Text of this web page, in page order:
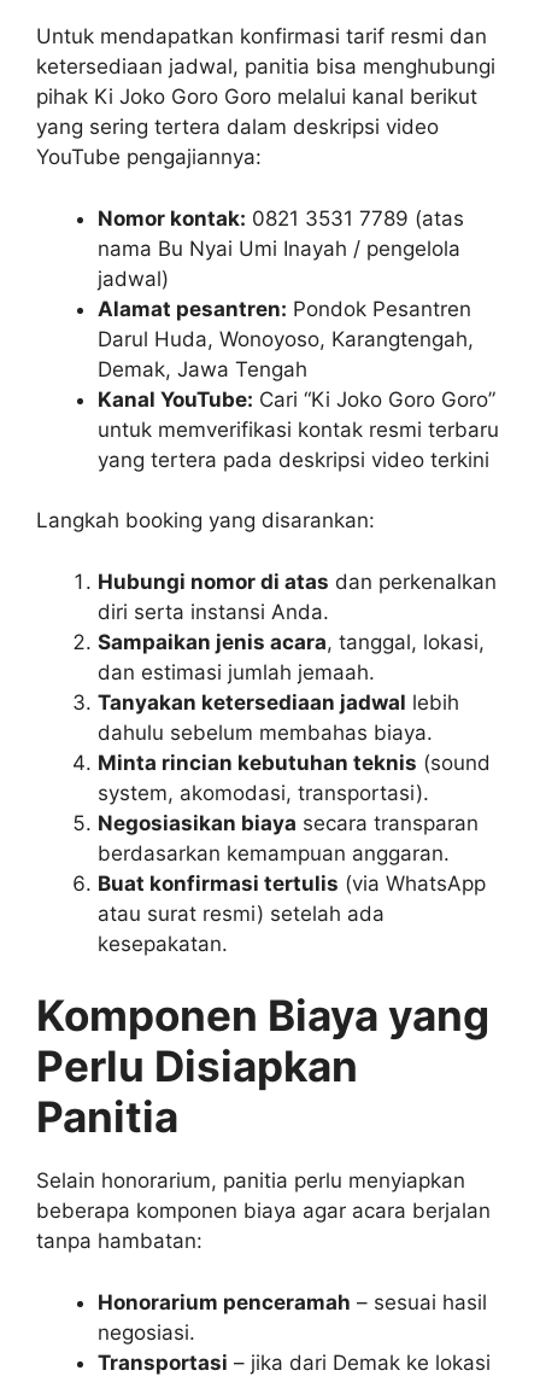
Untuk mendapatkan konfirmasi tarif resmi dan
ketersediaan jadwal, panitia bisa menghubungi
pihak Ki Joko Goro Goro melalui kanal berikut
yang sering tertera dalam deskripsi video
YouTube pengajiannya:
Nomor kontak: 0821 3531 7789 (atas
nama Bu Nyai Umi Inayah / pengelola
jadwal)
Alamat pesantren: Pondok Pesantren
Darul Huda, Wonoyoso, Karangtengah,
Demak, Jawa Tengah
Kanal YouTube: Cari “Ki Joko Goro Goro”
untuk memverifikasi kontak resmi terbaru
yang tertera pada deskripsi video terkini
Langkah booking yang disarankan:
Hubungi nomor di atas dan perkenalkan
diri serta instansi Anda.
Sampaikan jenis acara, tanggal, lokasi,
dan estimasi jumlah jemaah.
Tanyakan ketersediaan jadwal lebih
dahulu sebelum membahas biaya.
Minta rincian kebutuhan teknis (sound
system, akomodasi, transportasi).
Negosiasikan biaya secara transparan
berdasarkan kemampuan anggaran.
Buat konfirmasi tertulis (via WhatsApp
atau surat resmi) setelah ada
kesepakatan.
Komponen Biaya yang
Perlu Disiapkan
Panitia
Selain honorarium, panitia perlu menyiapkan
beberapa komponen biaya agar acara berjalan
tanpa hambatan:
Honorarium penceramah – sesuai hasil
negosiasi.
Transportasi – jika dari Demak ke lokasi